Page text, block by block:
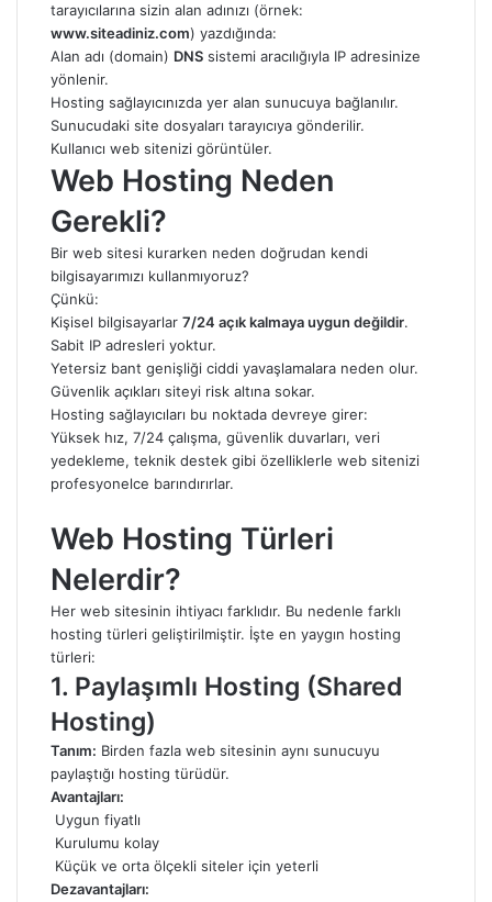
tarayıcılarına sizin alan adınızı (örnek:
www.siteadiniz.com) yazdığında:
Alan adı (domain) DNS sistemi aracılığıyla IP adresinize
yönlenir.
Hosting sağlayıcınızda yer alan sunucuya bağlanılır.
Sunucudaki site dosyaları tarayıcıya gönderilir.
Kullanıcı web sitenizi görüntüler.
Web Hosting Neden
Gerekli?
Bir web sitesi kurarken neden doğrudan kendi
bilgisayarımızı kullanmıyoruz?
Çünkü:
Kişisel bilgisayarlar 7/24 açık kalmaya uygun değildir.
Sabit IP adresleri yoktur.
Yetersiz bant genişliği ciddi yavaşlamalara neden olur.
Güvenlik açıkları siteyi risk altına sokar.
Hosting sağlayıcıları bu noktada devreye girer:
Yüksek hız, 7/24 çalışma, güvenlik duvarları, veri
yedekleme, teknik destek gibi özelliklerle web sitenizi
profesyonelce barındırırlar.
Web Hosting Türleri
Nelerdir?
Her web sitesinin ihtiyacı farklıdır. Bu nedenle farklı
hosting türleri geliştirilmiştir. İşte en yaygın hosting
türleri:
1. Paylaşımlı Hosting (Shared
Hosting)
Tanım: Birden fazla web sitesinin aynı sunucuyu
paylaştığı hosting türüdür.
Avantajları:
Uygun fiyatlı
Kurulumu kolay
Küçük ve orta ölçekli siteler için yeterli
Dezavantajları: